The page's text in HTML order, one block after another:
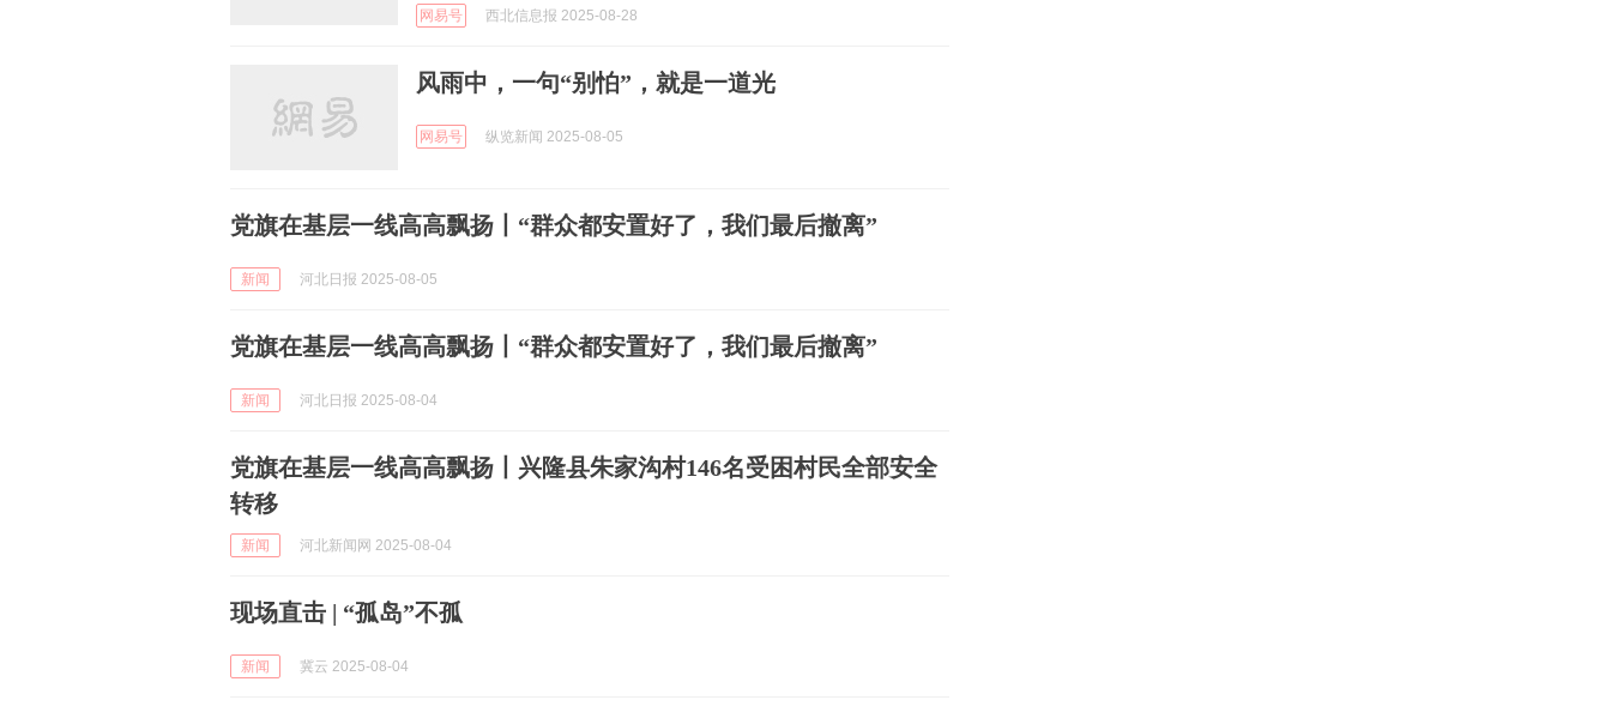
网易号 西北信息报 2025-08-28
风雨中，一句“别怕”，就是一道光
网易号 纵览新闻 2025-08-05
党旗在基层一线高高飘扬丨“群众都安置好了，我们最后撤离”
新闻 河北日报 2025-08-05
党旗在基层一线高高飘扬丨“群众都安置好了，我们最后撤离”
新闻 河北日报 2025-08-04
党旗在基层一线高高飘扬丨兴隆县朱家沟村146名受困村民全部安全
转移
新闻 河北新闻网 2025-08-04
现场直击 | “孤岛”不孤
新闻 冀云 2025-08-04